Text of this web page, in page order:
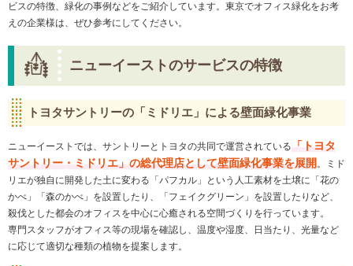
ビスの特徴、緑化の事例などをご紹介しています。東京でオフィス緑化をお考
えの企業様は、ぜひ参考にしてください。
ニューイーストのサービスの特徴
トヨタサントリーの「ミドリエ」による壁面緑化事業
ニューイーストでは、サントリーとトヨタの共同で運営されている
「トヨタ
サントリー・ミドリエ」の総代理店として壁面緑化事業を展開。ミド
リエが独自に開発した土に変わる「パフカル」という人工素材を土壌に「花の
かべ」「森のかべ」を設置したり、「フェイクグリーン」を設置したりなど、
殺伐とした都会のオフィスを中心に心癒される空間づくりを行っています。
専門スタッフがオフィス等の現場を確認し、温度や湿度、日当たり、光量など
に応じて適切な種類の植物を提案します。